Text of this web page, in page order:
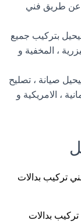
بالدقة العالية و أيضا مزود بمصابيح LED عن طريق فني
بتركيب جميع
، المخفية و
صيانة ، تصليح
، الامريكية و
تركيب بدالات
بدالات